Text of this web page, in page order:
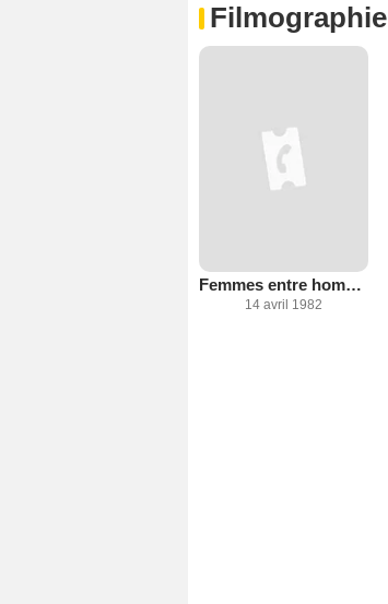
Filmographie
Femmes entre hommes
14 avril 1982